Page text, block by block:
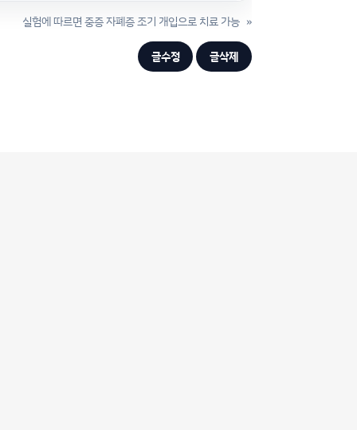
실험에 따르면 중증 자폐증 조기 개입으로 치료 가능 »
글수정 글삭제